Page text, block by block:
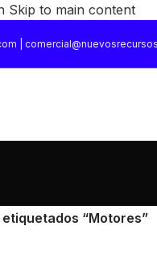
Skip to main content
|
“Motores”